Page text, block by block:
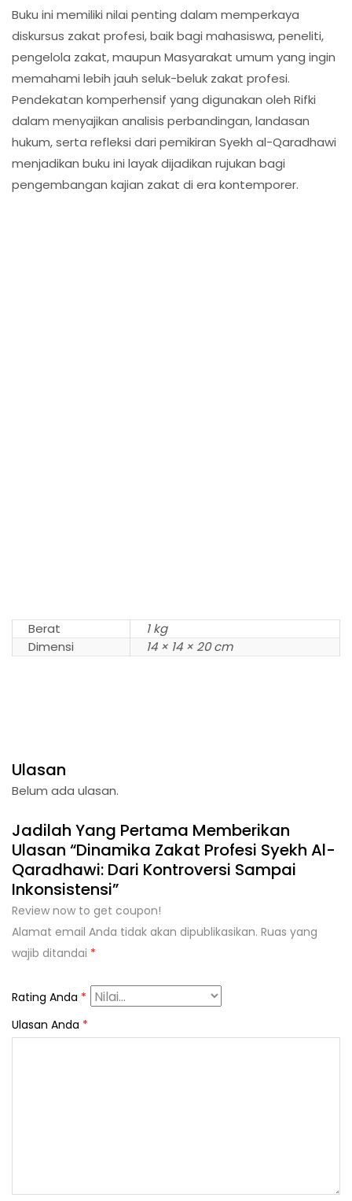
Buku ini memiliki nilai penting dalam memperkaya
diskursus zakat profesi, baik bagi mahasiswa, peneliti,
pengelola zakat, maupun Masyarakat umum yang ingin
memahami lebih jauh seluk-beluk zakat profesi.
Pendekatan komperhensif yang digunakan oleh Rifki
dalam menyajikan analisis perbandingan, landasan
hukum, serta refleksi dari pemikiran Syekh al-Qaradhawi
menjadikan buku ini layak dijadikan rujukan bagi
pengembangan kajian zakat di era kontemporer.
Berat
1 kg
Dimensi
14 × 14 × 20 cm
Ulasan
Belum ada ulasan.
Jadilah Yang Pertama Memberikan
Ulasan “Dinamika Zakat Profesi Syekh Al-
Qaradhawi: Dari Kontroversi Sampai
Inkonsistensi”
Review now to get coupon!
Alamat email Anda tidak akan dipublikasikan. Ruas yang
wajib ditandai *
Rating Anda *
Ulasan Anda *